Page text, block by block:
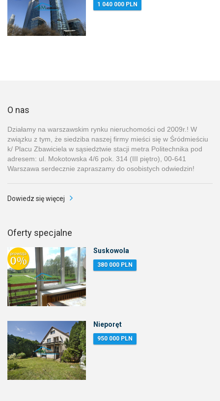
1 040 000 PLN
O nas
Działamy na warszawskim rynku nieruchomości od 2009r.! W
związku z tym, że siedziba naszej firmy mieści się w Śródmieściu
k/ Placu Zbawiciela w sąsiedztwie stacji metra Politechnika pod
adresem: ul. Mokotowska 4/6 pok. 314 (III piętro), 00-641
Warszawa serdecznie zapraszamy do osobistych odwiedzin!
Dowiedz się więcej
Oferty specjalne
Suskowola
380 000 PLN
Nieporęt
950 000 PLN